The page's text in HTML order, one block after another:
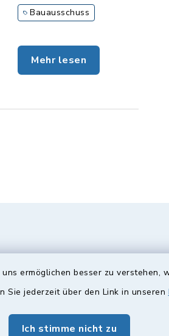
ermöglichen besser zu
jederzeit über den Link in unseren
Ich stimme nicht zu
Bauausschuss
Mehr lesen